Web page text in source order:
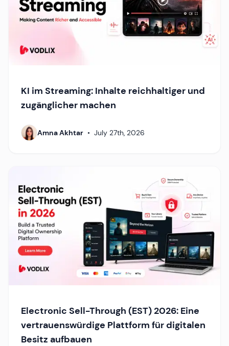
KI im Streaming: Inhalte reichhaltiger und
zugänglicher machen
Amna Akhtar • July 27th, 2026
Electronic Sell-Through (EST) 2026: Eine
vertrauenswürdige Plattform für digitalen
Besitz aufbauen